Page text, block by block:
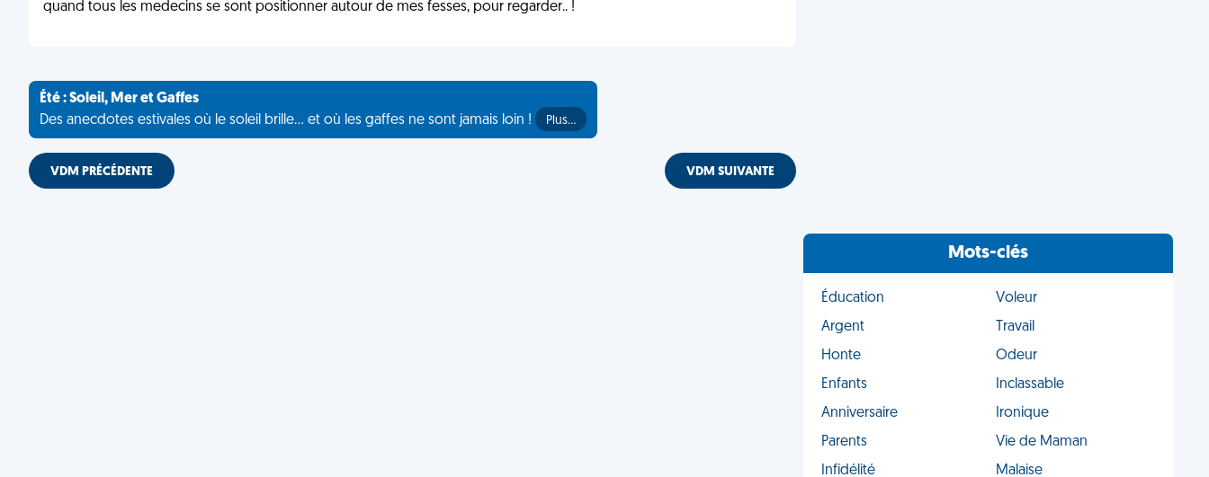
quand tous les medecins se sont positionner autour de mes fesses, pour regarder.. !
Été : Soleil, Mer et Gaffes
Des anecdotes estivales où le soleil brille... et où les gaffes ne sont jamais loin !
Plus…
VDM PRÉCÉDENTE VDM SUIVANTE
Mots-clés
Éducation
Voleur
Argent
Travail
Honte
Odeur
Enfants
Inclassable
Anniversaire
Ironique
Parents
Vie de Maman
Infidélité
Malaise